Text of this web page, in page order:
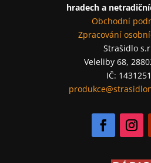
hradech a
Obchodní
Zpracování
Strašidlo
Veleliby 68,
IČ: